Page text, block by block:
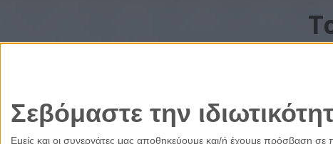
Σεβόμαστε την
Εμείς και οι συνεργάτες μας αποθηκεύουμε και/ή έχουμε πρόσβαση